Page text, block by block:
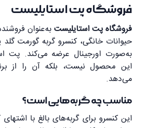
فروشگاه پت استایلیست
فروشگاه پت استایلیستبه‌عنوان
حیوانات خانگی، کنسرو گربه گورمت گلد
به‌صورت اورجینال عرضه می‌کند. پت
این محصول نیست، بلکه آن را از برند
می‌دهد.
مناسب چه گربه‌هایی است؟
این کنسرو برای گربه‌های بالغ با